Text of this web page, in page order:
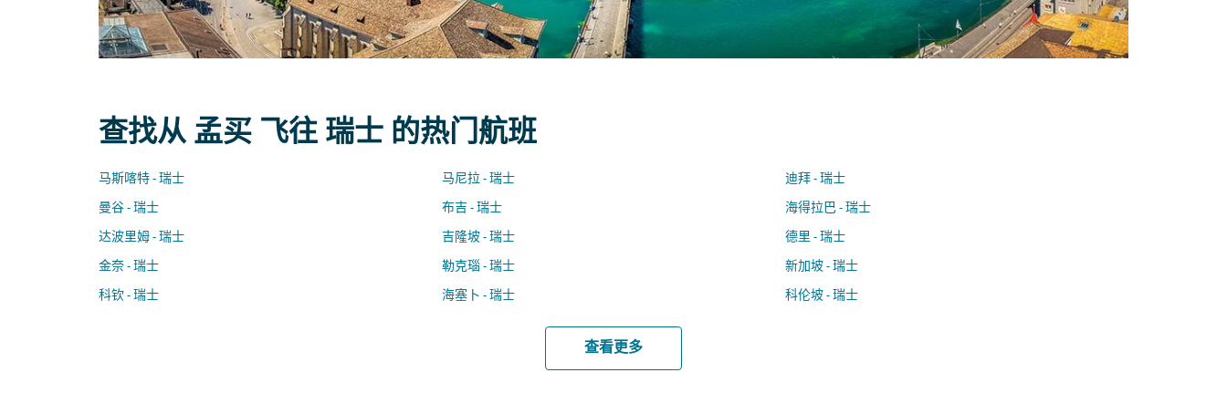
查找从 孟买 飞往 瑞士 的热门航班
马斯喀特 - 瑞士 马尼拉 - 瑞士 迪拜 - 瑞士
曼谷 - 瑞士 布吉 - 瑞士 海得拉巴 - 瑞士
达波里姆 - 瑞士 吉隆坡 - 瑞士 德里 - 瑞士
金奈 - 瑞士 勒克瑙 - 瑞士 新加坡 - 瑞士
科钦 - 瑞士 海塞卜 - 瑞士 科伦坡 - 瑞士
查看更多